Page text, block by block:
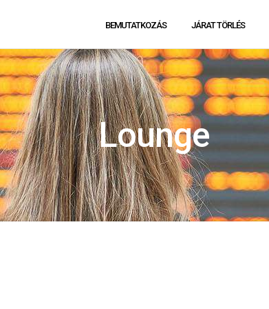
BEMUTATKOZÁS JÁRAT TÖRLÉS
Lounge